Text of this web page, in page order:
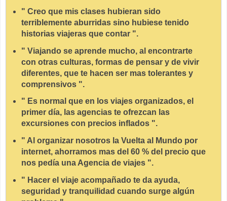
" Creo que mis clases hubieran sido
terriblemente aburridas sino hubiese tenido
historias viajeras que contar ".
" Viajando se aprende mucho, al encontrarte
con otras culturas, formas de pensar y de vivir
diferentes, que te hacen ser mas tolerantes y
comprensivos ".
" Es normal que en los viajes organizados, el
primer día, las agencias te ofrezcan las
excursiones con precios inflados ".
" Al organizar nosotros la Vuelta al Mundo por
internet, ahorramos mas del 60 % del precio que
nos pedía una Agencia de viajes ".
" Hacer el viaje acompañado te da ayuda,
seguridad y tranquilidad cuando surge algún